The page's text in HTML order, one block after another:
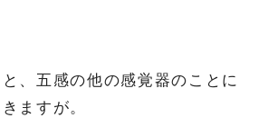
、五感の他の感覚器のことに
ますが。